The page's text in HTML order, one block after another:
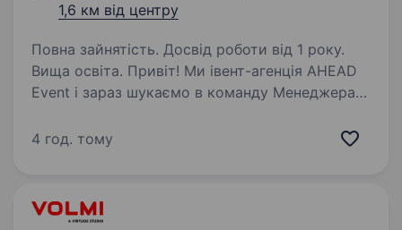
1,6 км від центру
Повна зайнятість. Досвід роботи від 1 року.
Вища освіта. Привіт! Ми івент-агенція AHEAD
Event і зараз шукаємо в команду Менеджера
Працюємо з бізнесом, державним сектором і
4 год. тому